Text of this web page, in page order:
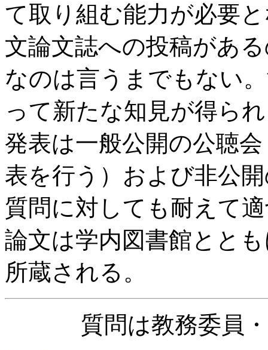
て取り組む能力が必要
文論文誌への投稿があ
なのは言うまでもない
って新たな知見が得ら
発表は一般公開の公聴
表を行う）および非公
質問に対しても耐えて
論文は学内図書館とと
所蔵される。
質問は教務委員